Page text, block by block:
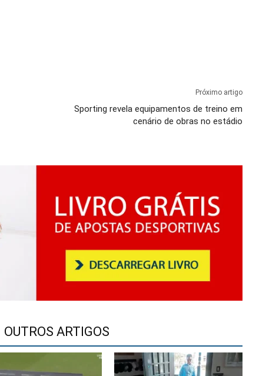
Próximo artigo
Sporting revela equipamentos de treino em
cenário de obras no estádio
OUTROS ARTIGOS